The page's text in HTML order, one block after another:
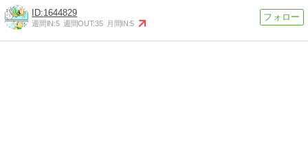
1644829
週間IN:5 週間OUT:35 月間IN:5